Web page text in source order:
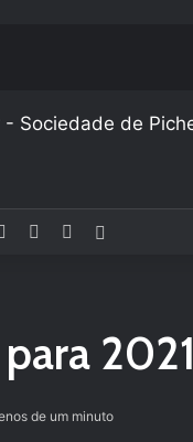
FacebookYouTubeInstagram
2021
de um minuto